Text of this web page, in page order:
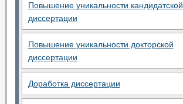
Повышение уникальности кандидатской
диссертации
Повышение уникальности докторской
диссертации
Доработка диссертации